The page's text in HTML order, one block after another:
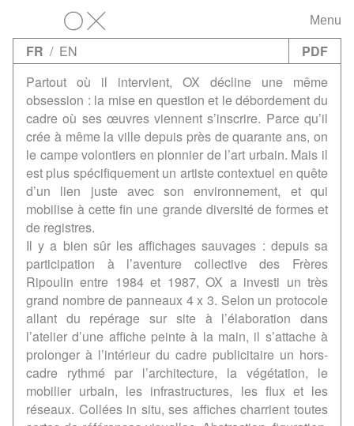
OX Menu
FR / EN
PDF
Partout où il intervient, OX décline une même
obsession : la mise en question et le débordement du
cadre où ses œuvres viennent s’inscrire. Parce qu’il
crée à même la ville depuis près de quarante ans, on
le campe volontiers en pionnier de l’art urbain. Mais il
est plus spécifiquement un artiste contextuel en quête
d’un lien juste avec son environnement, et qui
mobilise à cette fin une grande diversité de formes et
de registres.
Il y a bien sûr les affichages sauvages : depuis sa
participation à l’aventure collective des Frères
Ripoulin entre 1984 et 1987, OX a investi un très
grand nombre de panneaux 4 x 3. Selon un protocole
allant du repérage sur site à l’élaboration dans
l’atelier d’une affiche peinte à la main, il s’attache à
prolonger à l’intérieur du cadre publicitaire un hors-
cadre rythmé par l’architecture, la végétation, le
mobilier urbain, les infrastructures, les flux et les
réseaux. Collées in situ, ses affiches charrient toutes